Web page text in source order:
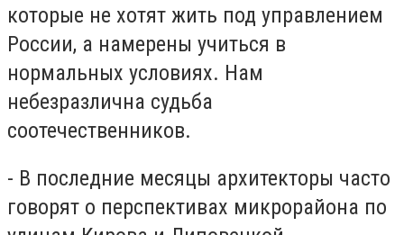
которые не хотят жить под управлением
России, а намерены учиться в
нормальных условиях. Нам
небезразлична судьба
соотечественников.
- В последние месяцы архитекторы часто
говорят о перспективах микрорайона по